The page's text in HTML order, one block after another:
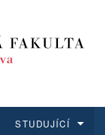
STUDUJÍCÍ